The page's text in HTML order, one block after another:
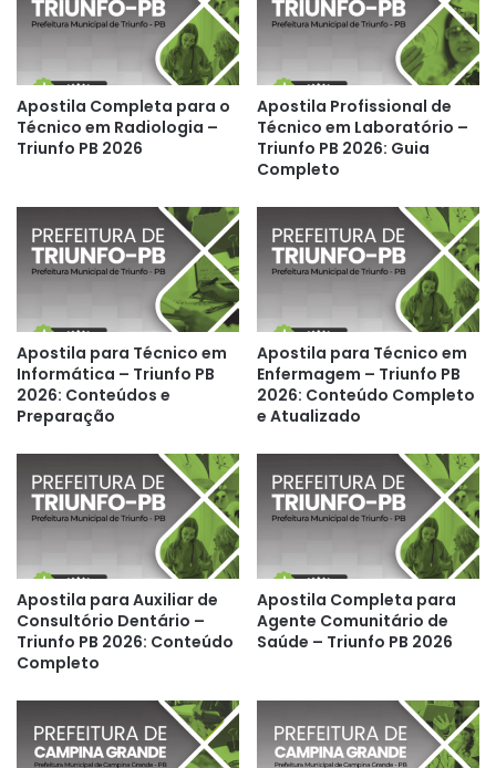
Apostila Completa para o
Técnico em Radiologia –
Triunfo PB 2026
Apostila Profissional de
Técnico em Laboratório –
Triunfo PB 2026: Guia
Completo
Apostila para Técnico em
Informática – Triunfo PB
2026: Conteúdos e
Preparação
Apostila para Técnico em
Enfermagem – Triunfo PB
2026: Conteúdo Completo
e Atualizado
Apostila para Auxiliar de
Consultório Dentário –
Triunfo PB 2026: Conteúdo
Completo
Apostila Completa para
Agente Comunitário de
Saúde – Triunfo PB 2026